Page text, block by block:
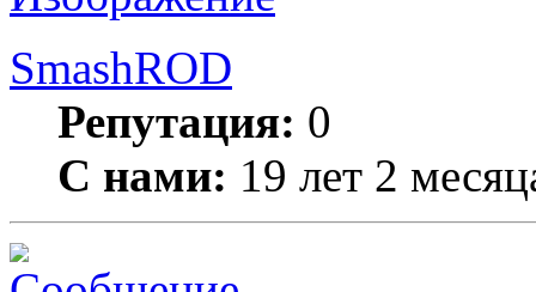
SmashROD
Репутация: 0
С нами: 19 лет 2